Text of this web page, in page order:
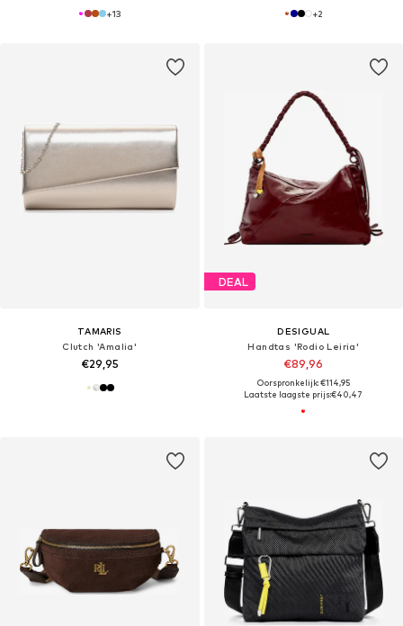
+13 +2
TAMARIS
Clutch 'Amalia'
€29,95
DEAL
DESIGUAL
Handtas 'Rodio Leiria'
€89,96
Oorspronkelijk: €114,95
Laatste laagste prijs:€40,47